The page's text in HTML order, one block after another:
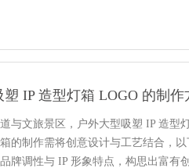
塑 IP 造型灯箱 LOGO 的制作
与文旅景区，户外大型吸塑 IP 造型
的制作需将创意设计与工艺结合，
牌调性与 IP 形象特点，构思出富有